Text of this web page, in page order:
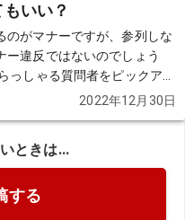
いい？
のがマナーですが、参列しな
ー違反ではないのでしょう
2022年12月30日
ときは...
する